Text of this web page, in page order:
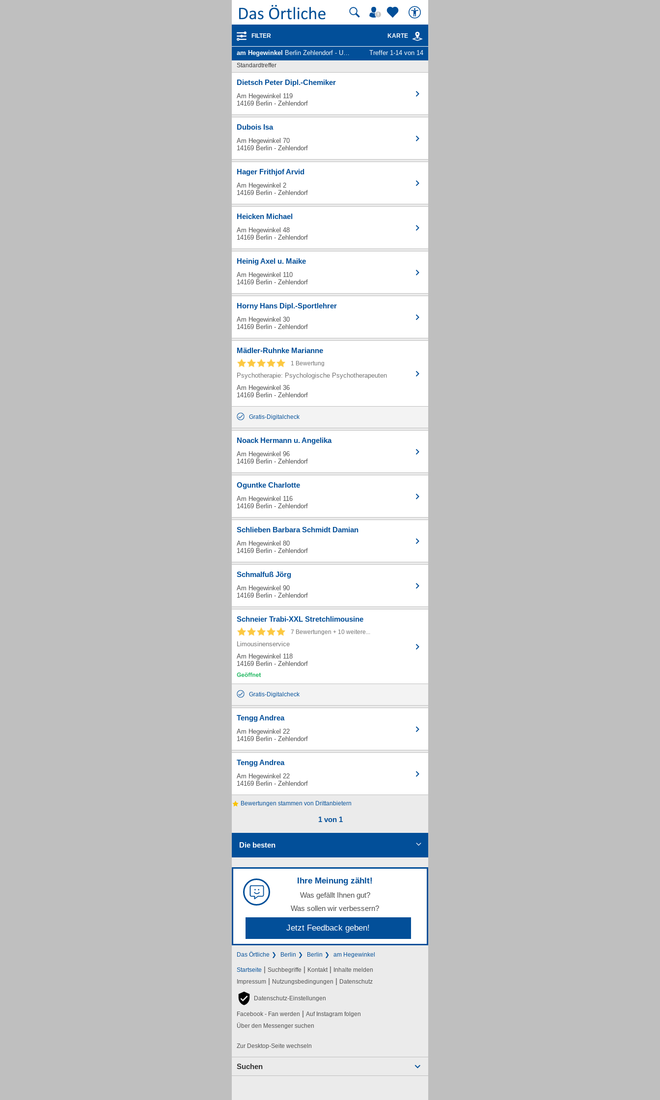
FILTER KARTE
am Hegewinkel Berlin Zehlendorf - Unternehmen und Personen Treffer 1-14 von 14
Standardtreffer
Dietsch Peter Dipl.-Chemiker
Am Hegewinkel 119
14169 Berlin - Zehlendorf
Dubois Isa
Am Hegewinkel 70
14169 Berlin - Zehlendorf
Hager Frithjof Arvid
Am Hegewinkel 2
14169 Berlin - Zehlendorf
Heicken Michael
Am Hegewinkel 48
14169 Berlin - Zehlendorf
Heinig Axel u. Maike
Am Hegewinkel 110
14169 Berlin - Zehlendorf
Horny Hans Dipl.-Sportlehrer
Am Hegewinkel 30
14169 Berlin - Zehlendorf
Mädler-Ruhnke Marianne
1 Bewertung
Psychotherapie: Psychologische Psychotherapeuten
Am Hegewinkel 36
14169 Berlin - Zehlendorf
Gratis-Digitalcheck
Noack Hermann u. Angelika
Am Hegewinkel 96
14169 Berlin - Zehlendorf
Oguntke Charlotte
Am Hegewinkel 116
14169 Berlin - Zehlendorf
Schlieben Barbara Schmidt Damian
Am Hegewinkel 80
14169 Berlin - Zehlendorf
Schmalfuß Jörg
Am Hegewinkel 90
14169 Berlin - Zehlendorf
Schneier Trabi-XXL Stretchlimousine
7 Bewertungen + 10 weitere...
Limousinenservice
Am Hegewinkel 118
14169 Berlin - Zehlendorf
Gratis-Digitalcheck
Tengg Andrea
Am Hegewinkel 22
14169 Berlin - Zehlendorf
Tengg Andrea
Am Hegewinkel 22
14169 Berlin - Zehlendorf
Bewertungen stammen von Drittanbietern
1 von 1
Die besten
Ihre Meinung zählt!
Was gefällt Ihnen gut?
Was sollen wir verbessern?
Jetzt Feedback geben!
Das Örtliche Berlin Berlin am Hegewinkel
Startseite | Suchbegriffe | Kontakt | Inhalte melden
Impressum | Nutzungsbedingungen | Datenschutz
Datenschutz-Einstellungen
Facebook - Fan werden | Auf Instagram folgen
Über den Messenger suchen
Zur Desktop-Seite wechseln
Suchen